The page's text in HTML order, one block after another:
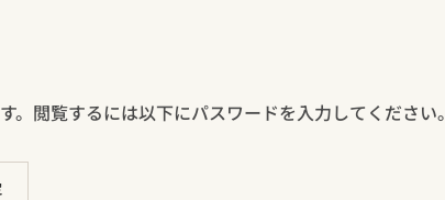
閲覧するには以下にパスワードを入力してください。